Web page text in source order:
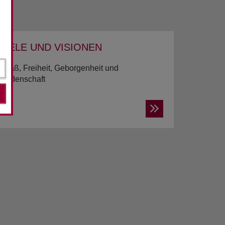
ZIELE UND VI­SIO­NEN
Spaß, Freiheit, Geborgenheit und
Leidenschaft